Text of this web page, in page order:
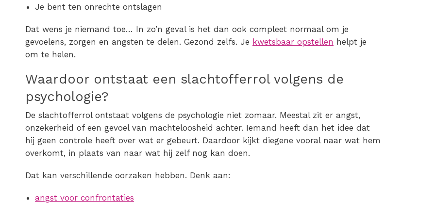
Je bent ten onrechte ontslagen
Dat wens je niemand toe… In zo’n geval is het dan ook compleet normaal om je
gevoelens, zorgen en angsten te delen. Gezond zelfs. Je kwetsbaar opstellen helpt je
om te helen.
Waardoor ontstaat een slachtofferrol volgens de
psychologie?
De slachtofferrol ontstaat volgens de psychologie niet zomaar. Meestal zit er angst,
onzekerheid of een gevoel van machteloosheid achter. Iemand heeft dan het idee dat
hij geen controle heeft over wat er gebeurt. Daardoor kijkt diegene vooral naar wat hem
overkomt, in plaats van naar wat hij zelf nog kan doen.
Dat kan verschillende oorzaken hebben. Denk aan:
angst voor confrontaties